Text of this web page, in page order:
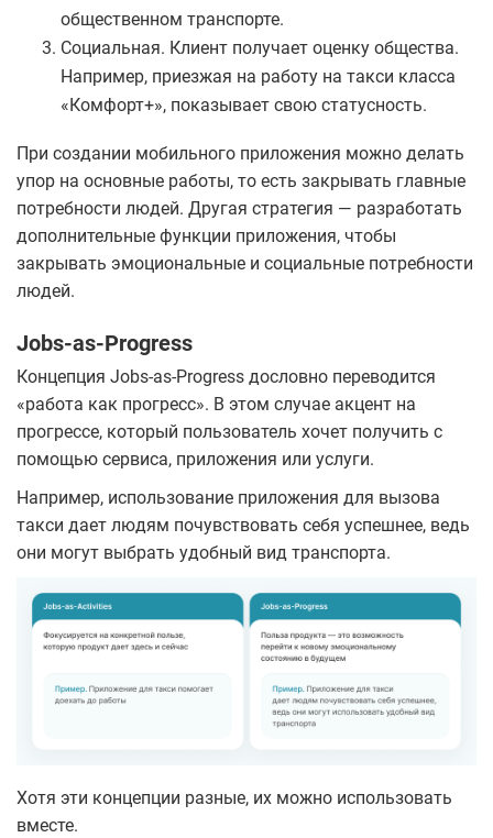
общественном транспорте.
Социальная. Клиент получает оценку общества.
Например, приезжая на работу на такси класса
«Комфорт+», показывает свою статусность.
При создании мобильного приложения можно делать
упор на основные работы, то есть закрывать главные
потребности людей. Другая стратегия — разработать
дополнительные функции приложения, чтобы
закрывать эмоциональные и социальные потребности
людей.
Jobs-as-Progress
Концепция Jobs-as-Progress дословно переводится
«работа как прогресс». В этом случае акцент на
прогрессе, который пользователь хочет получить с
помощью сервиса, приложения или услуги.
Например, использование приложения для вызова
такси дает людям почувствовать себя успешнее, ведь
они могут выбрать удобный вид транспорта.
Хотя эти концепции разные, их можно использовать
вместе.